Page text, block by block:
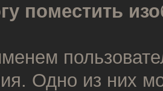
поместить
Одно из них